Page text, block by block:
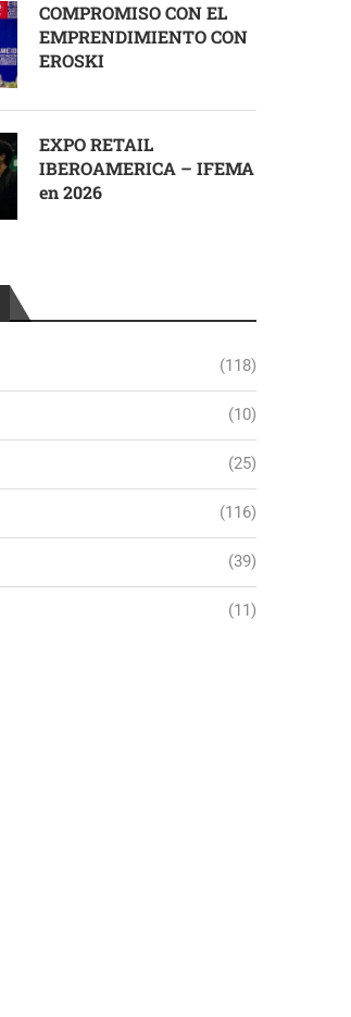
COMPROMISO CON EL
EMPRENDIMIENTO CON
EROSKI
EXPO RETAIL
IBEROAMERICA – IFEMA
en 2026
(118)
(10)
(25)
(116)
(39)
(11)